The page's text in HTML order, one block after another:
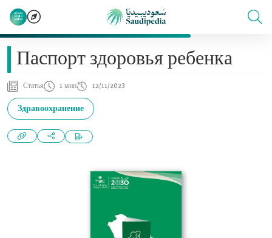
Паспорт здоровья ребенка
Статья 1 мин 12/11/2023
Здравоохранение